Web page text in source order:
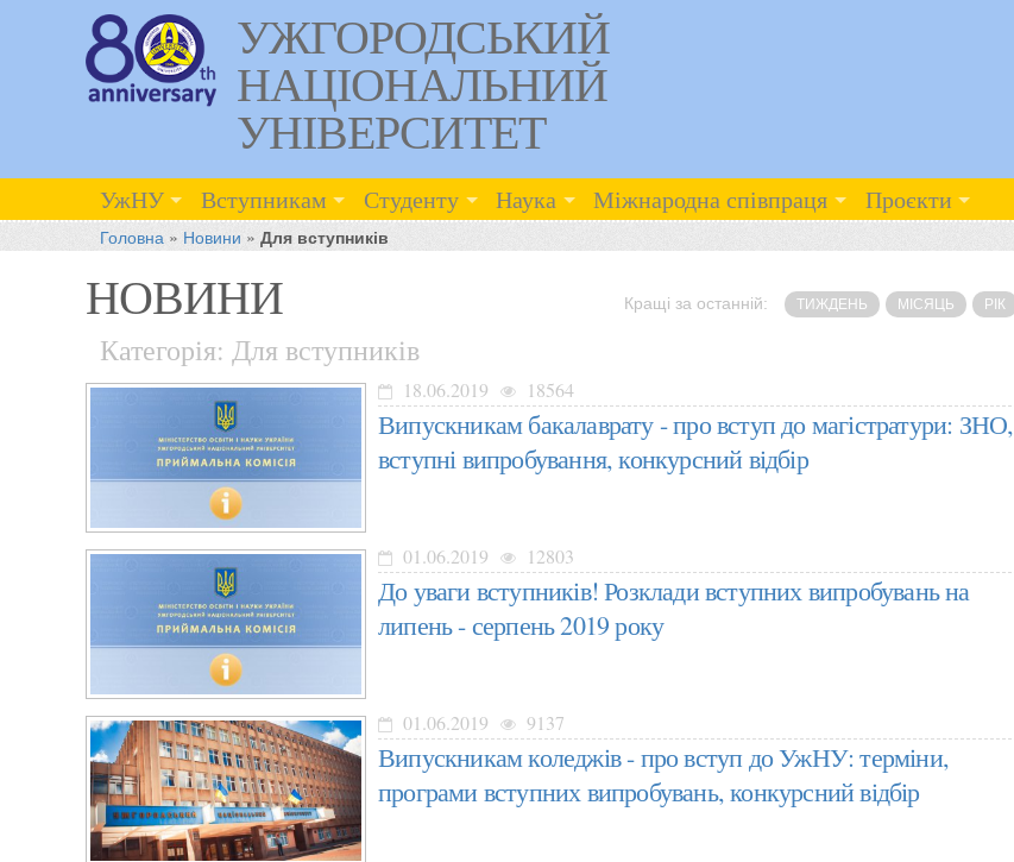
УЖГОРОДСЬКИЙ
НАЦІОНАЛЬНИЙ
УНІВЕРСИТЕТ
УжНУ Вступникам Студенту Наука Міжнародна співпраця Проєкти
Головна » Новини » Для вступників
НОВИНИ Кращі за останній: ТИЖДЕНЬ МІСЯЦЬ РІК
Категорія: Для вступників
18.06.2019 18564
Випускникам бакалаврату - про вступ до магістратури: ЗНО,
вступні випробування, конкурсний відбір
01.06.2019 12803
До уваги вступників! Розклади вступних випробувань на
липень - серпень 2019 року
01.06.2019 9137
Випускникам коледжів - про вступ до УжНУ: терміни,
програми вступних випробувань, конкурсний відбір